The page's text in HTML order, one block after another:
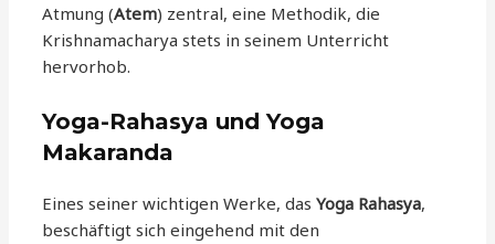
Atmung (Atem) zentral, eine Methodik, die
Krishnamacharya stets in seinem Unterricht
hervorhob.
Yoga-Rahasya und Yoga
Makaranda
Eines seiner wichtigen Werke, dasYoga Rahasya,
beschäftigt sich eingehend mit den